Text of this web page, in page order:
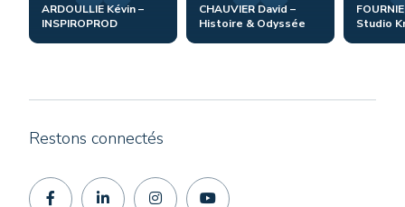
ARDOULLIE Kévin –
INSPIROPROD
CHAUVIER David –
Histoire & Odyssée
Studio
Restons connectés